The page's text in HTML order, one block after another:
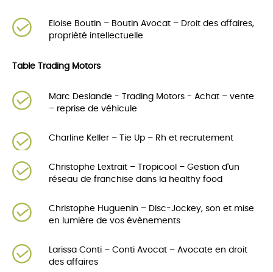
Eloise Boutin – Boutin Avocat – Droit des affaires,
proprièté intellectuelle
Table Trading Motors
Marc Deslande - Trading Motors - Achat – vente
– reprise de véhicule
Charline Keller – Tie Up – Rh et recrutement
Christophe Lextrait – Tropicool – Gestion d'un
réseau de franchise dans la healthy food
Christophe Huguenin – Disc-Jockey, son et mise
en lumière de vos évènements
Larissa Conti – Conti Avocat – Avocate en droit
des affaires